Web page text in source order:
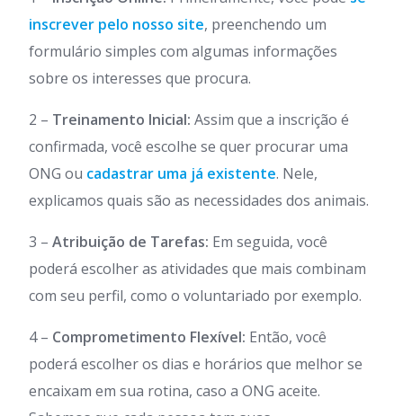
inscrever pelo nosso site, preenchendo um
formulário simples com algumas informações
sobre os interesses que procura.
2 – Treinamento Inicial: Assim que a inscrição é
confirmada, você escolhe se quer procurar uma
ONG ou cadastrar uma já existente. Nele,
explicamos quais são as necessidades dos animais.
3 – Atribuição de Tarefas: Em seguida, você
poderá escolher as atividades que mais combinam
com seu perfil, como o voluntariado por exemplo.
4 – Comprometimento Flexível: Então, você
poderá escolher os dias e horários que melhor se
encaixam em sua rotina, caso a ONG aceite.